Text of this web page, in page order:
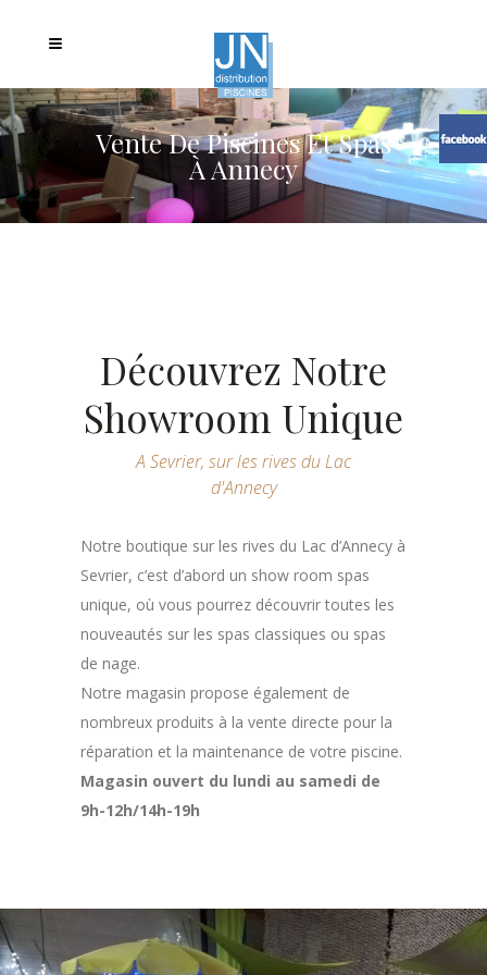
Vente De Piscines Et Spas
À Annecy
Découvrez Notre
Showroom Unique
A Sevrier, sur les rives du Lac
d'Annecy
Notre boutique sur les rives du Lac d’Annecy à
Sevrier, c’est d’abord un show room spas
unique, où vous pourrez découvrir toutes les
nouveautés sur les spas classiques ou spas
de nage.
Notre magasin propose également de
nombreux produits à la vente directe pour la
réparation et la maintenance de votre piscine.
Magasin ouvert du lundi au samedi de
9h-12h/14h-19h